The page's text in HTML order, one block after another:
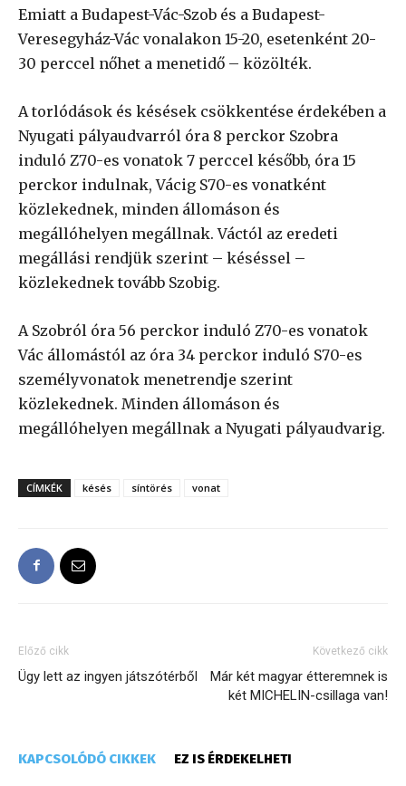
Emiatt a Budapest-Vác-Szob és a Budapest-
Veresegyház-Vác vonalakon 15-20, esetenként 20-
30 perccel nőhet a menetidő – közölték.
A torlódások és késések csökkentése érdekében a
Nyugati pályaudvarról óra 8 perckor Szobra
induló Z70-es vonatok 7 perccel később, óra 15
perckor indulnak, Vácig S70-es vonatként
közlekednek, minden állomáson és
megállóhelyen megállnak. Váctól az eredeti
megállási rendjük szerint – késéssel –
közlekednek tovább Szobig.
A Szobról óra 56 perckor induló Z70-es vonatok
Vác állomástól az óra 34 perckor induló S70-es
személyvonatok menetrendje szerint
közlekednek. Minden állomáson és
megállóhelyen megállnak a Nyugati pályaudvarig.
CÍMKÉK késés síntörés vonat
Előző cikk
Ügy lett az ingyen játszótérből
Következő cikk
Már két magyar étteremnek is
két MICHELIN-csillaga van!
KAPCSOLÓDÓ CIKKEK EZ IS ÉRDEKELHETI